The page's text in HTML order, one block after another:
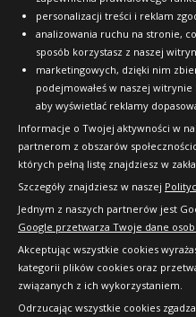
personalizacji treści i reklam
analizowania ruchu na stronie,
sposób korzystasz z naszej
marketingowych, dzięki nim
podejmowałeś w naszej
aby wyświetlać reklamy
Informacje o Twojej aktywności w
partnerom z obszarów
których pełną listę znajdziesz w
Szczegóły znajdziesz w naszej
Jednym z naszych partnerów jest
Google przetwarza Twoje dane
Akceptując wszystkie cookies
kategorii plików cookies oraz
związanych z ich wykorzystaniem.
Odrzucając wszystkie cookies